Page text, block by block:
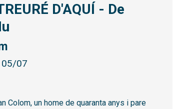
D'AQUÍ - De
05/07
Colom, un home de quaranta anys i pare